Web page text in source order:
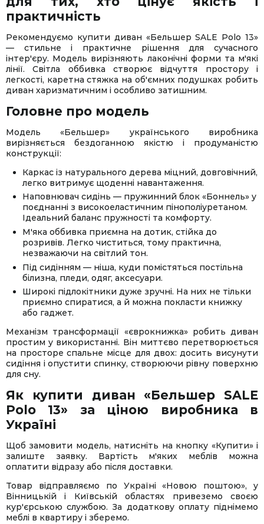
практичність
Рекомендуємо купити диван «Бельшер SALE Polo 13»
— стильне і практичне рішення для сучасного
інтер'єру. Модель вирізняють лаконічні форми та м'які
лінії. Світла оббивка створює відчуття простору і
легкості, каретна стяжка на об'ємних подушках робить
диван харизматичним і особливо затишним.
Головне про модель
Модель «Бельшер» українського виробника
вирізняється бездоганною якістю і продуманістю
конструкції:
Каркас із натурального дерева міцний, довговічний,
легко витримує щоденні навантаження.
Наповнювач сидінь — пружинний блок «Боннель» у
поєднанні з високоеластичним пінополіуретаном.
Ідеальний баланс пружності та комфорту.
М'яка оббивка приємна на дотик, стійка до
розривів. Легко чиститься, тому практична,
незважаючи на світлий тон.
Під сидінням — ніша, куди помістяться постільна
білизна, пледи, одяг, аксесуари.
Широкі підлокітники дуже зручні. На них не тільки
приємно спиратися, а й можна покласти книжку
або гаджет.
Механізм трансформації «єврокнижка» робить диван
простим у використанні. Він миттєво перетворюється
на просторе спальне місце для двох: досить висунути
сидіння і опустити спинку, створюючи рівну поверхню
для сну.
Як купити диван «Бельшер SALE
Polo 13» за ціною виробника в
Україні
Щоб замовити модель, натисніть на кнопку «Купити» і
залиште заявку. Вартість м'яких меблів можна
оплатити відразу або після доставки.
Товар відправляємо по Україні «Новою поштою», у
Вінницькій і Київській областях привеземо своєю
кур'єрською службою. За додаткову оплату піднімемо
меблі в квартиру і зберемо.